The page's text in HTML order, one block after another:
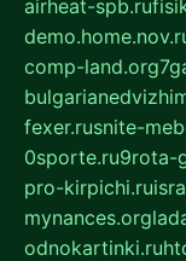
airheat-spb.ru
comp-land.org
fexer.rusnite-
0sporte.ru9rota-
pro-kirpichi.ru
mynances.org
odnokartinki.ru